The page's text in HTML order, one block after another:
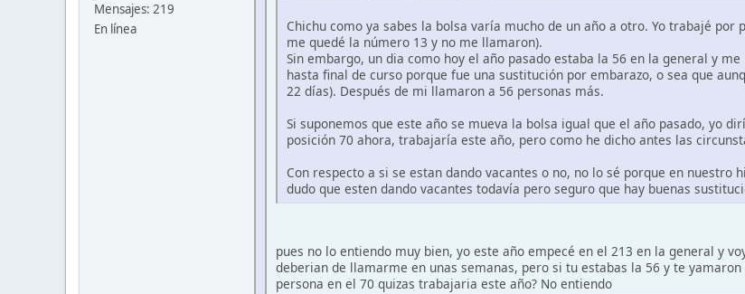
Mensajes: 219
En línea
Chichu como ya sabes la bolsa varía mucho de un año a otro. Yo trabajé por
me quedé la número 13 y no me llamaron).
Sin embargo, un dia como hoy el año pasado estaba la 56 en la general y
hasta final de curso porque fue una sustitución por embarazo, o sea que
22 días). Después de mi llamaron a 56 personas más.
Si suponemos que este año se mueva la bolsa igual que el año pasado, yo
posición 70 ahora, trabajaría este año, pero como he dicho antes las
Con respecto a si se estan dando vacantes o no, no lo sé porque en nuestro
dudo que esten dando vacantes todavía pero seguro que hay buenas
pues no lo entiendo muy bien, yo este año empecé en el 213 en la general y
deberian de llamarme en unas semanas, pero si tu estabas la 56 y te
persona en el 70 quizas trabajaria este año? No entiendo